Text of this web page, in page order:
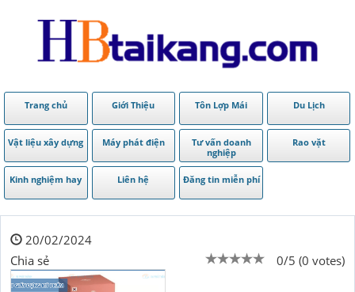
Trang chủ Giới Thiệu Tôn Lợp Mái Du Lịch
Vật liệu xây dựng Máy phát điện
Tư vấn doanh
nghiệp
Rao vặt
Kinh nghiệm hay Liên hệ Đăng tin miễn phí
20/02/2024
0/5 (0 votes)
Chia sẻ